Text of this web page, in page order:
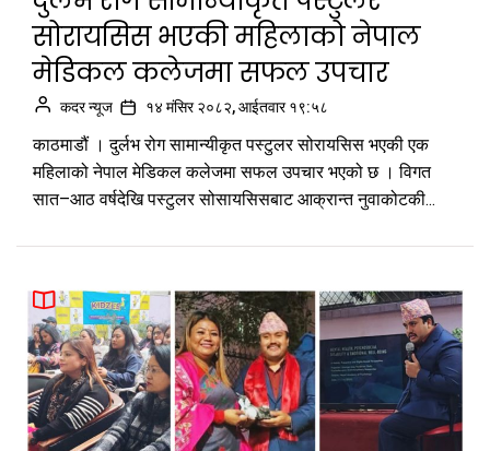
सोरायसिस भएकी महिलाको नेपाल
मेडिकल कलेजमा सफल उपचार
कदर न्यूज १४ मंसिर २०८२, आईतवार १९:५८
काठमाडौं । दुर्लभ रोग सामान्यीकृत पस्टुलर सोरायसिस भएकी एक
महिलाको नेपाल मेडिकल कलेजमा सफल उपचार भएको छ । विगत
सात–आठ वर्षदेखि पस्टुलर सोसायसिसबाट आक्रान्त नुवाकोटकी...